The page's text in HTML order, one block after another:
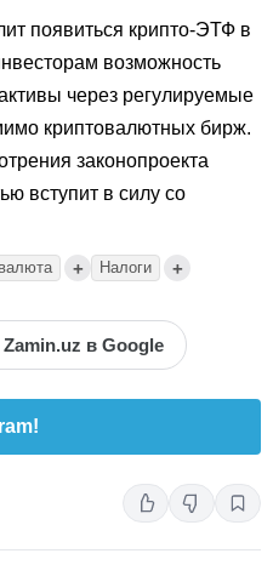
появиться крипто-ЭТФ в
возможность
через регулируемые
криптовалютных бирж.
законопроекта
вступит в силу со
+ Налоги +
Zamin.uz в Google